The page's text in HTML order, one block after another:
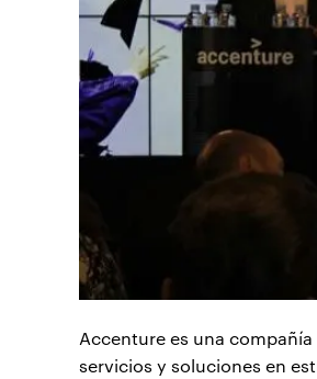
Accenture es una
servicios y soluciones en